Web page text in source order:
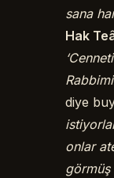
sana
Hak
diye
onlar
görmüş